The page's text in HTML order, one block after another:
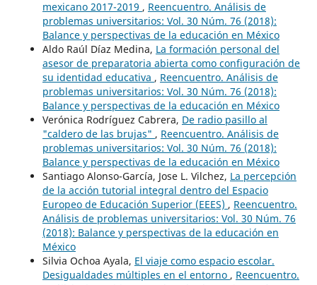
mexicano 2017-2019 , Reencuentro. Análisis de
problemas universitarios: Vol. 30 Núm. 76 (2018):
Balance y perspectivas de la educación en México
Aldo Raúl Díaz Medina, La formación personal del
asesor de preparatoria abierta como configuración de
su identidad educativa , Reencuentro. Análisis de
problemas universitarios: Vol. 30 Núm. 76 (2018):
Balance y perspectivas de la educación en México
Verónica Rodríguez Cabrera, De radio pasillo al
"caldero de las brujas" , Reencuentro. Análisis de
problemas universitarios: Vol. 30 Núm. 76 (2018):
Balance y perspectivas de la educación en México
Santiago Alonso-García, Jose L. Vilchez, La percepción
de la acción tutorial integral dentro del Espacio
Europeo de Educación Superior (EEES) , Reencuentro.
Análisis de problemas universitarios: Vol. 30 Núm. 76
(2018): Balance y perspectivas de la educación en
México
Silvia Ochoa Ayala, El viaje como espacio escolar.
Desigualdades múltiples en el entorno , Reencuentro.